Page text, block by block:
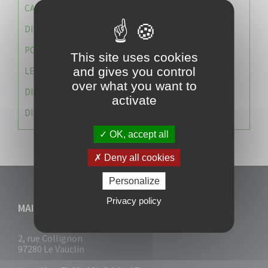
CAISSE DES ÉCOLES
DIRECTION DES SERVICES TECHNIQUES
POLICE MUNICIPALE
LE CABINET DU MAIRE
DIRECTION DES RESSOURCES ET MOYENS
DIRECTION DU DEVELLOPPEMENT URBAIN DURABL
MAIRIE DU VAUCLIN
2, rue Collignon
97280 Le Vauclin
This site uses cookies
and gives you control
over what you want to
activate
OK, accept all
Deny all cookies
Personalize
Privacy policy